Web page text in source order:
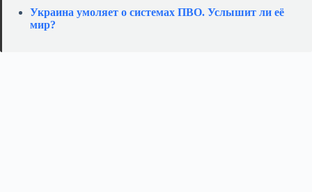
Украина умоляет о системах ПВО. Услышит ли её
мир?